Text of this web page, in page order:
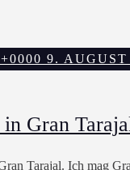
9. AUGUST
Gran
Tarajal. Ich mag